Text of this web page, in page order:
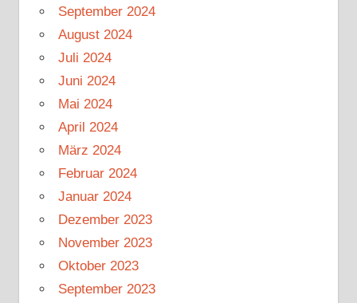
September 2024
August 2024
Juli 2024
Juni 2024
Mai 2024
April 2024
März 2024
Februar 2024
Januar 2024
Dezember 2023
November 2023
Oktober 2023
September 2023